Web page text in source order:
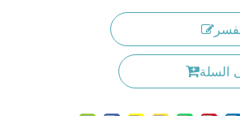
السلة